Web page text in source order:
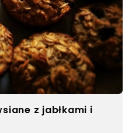
z jabłkami i